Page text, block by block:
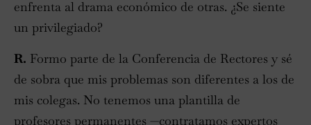
enfrenta al drama económico de otras. ¿Se siente
un privilegiado?
R. Formo parte de la Conferencia de Rectores y sé
de sobra que mis problemas son diferentes a los de
mis colegas. No tenemos una plantilla de
profesores permanentes —contratamos expertos